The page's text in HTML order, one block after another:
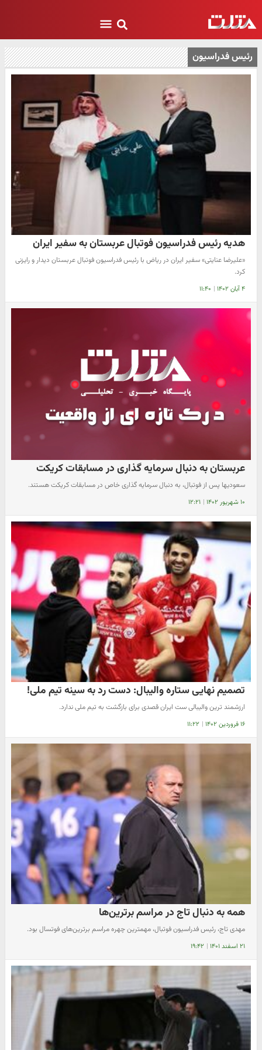
رئیس فدراسیون
هدیه رئیس فدراسیون فوتبال عربستان به سفیر ایران
«علیرضا عنایتی» سفیر ایران در ریاض با رئیس فدراسیون فوتبال عربستان دیدار و رایزنی
کرد.
۴ آبان ۱۴۰۲ | ۱۱:۴۰
عربستان به دنبال سرمایه گذاری در مسابقات کریکت
سعودیها پس از فوتبال، به دنبال سرمایه گذاری خاص در مسابقات کریکت هستند.
۱۰ شهریور ۱۴۰۲ | ۱۲:۲۱
تصمیم نهایی ستاره والیبال: دست رد به سینه تیم ملی!
ارزشمند ترین والیبالی ست ایران قصدی برای بازگشت به تیم ملی ندارد.
۱۶ فروردین ۱۴۰۲ | ۱۱:۲۲
همه به دنبال تاج در مراسم برترین‌ها
مهدی تاج، رئیس فدراسیون فوتبال، مهمترین چهره مراسم برترین‌های فوتسال بود.
۲۱ اسفند ۱۴۰۱ | ۱۹:۴۲